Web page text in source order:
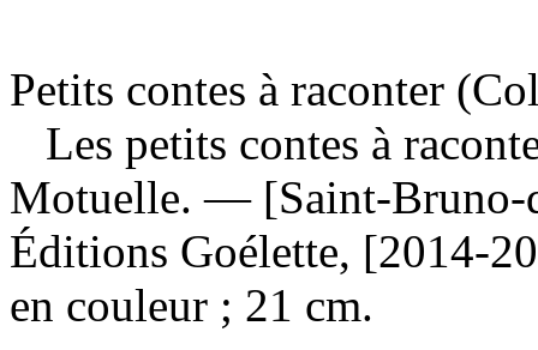
Petits contes à raconter
Les petits contes à
Motuelle. — [Saint-Bruno-
Éditions Goélette, [2014-
en couleur ; 21 cm.